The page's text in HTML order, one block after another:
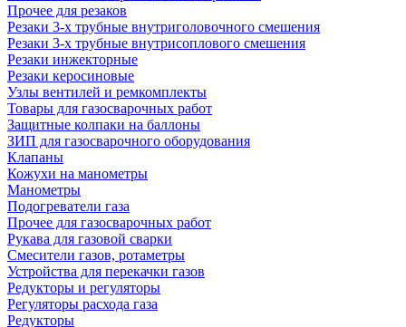
Прочее для резаков
Резаки 3-х трубные внутриголовочного смешения
Резаки 3-х трубные внутрисоплового смешения
Резаки инжекторные
Резаки керосиновые
Узлы вентилей и ремкомплекты
Товары для газосварочных работ
Защитные колпаки на баллоны
ЗИП для газосварочного оборудования
Клапаны
Кожухи на манометры
Манометры
Подогреватели газа
Прочее для газосварочных работ
Рукава для газовой сварки
Смесители газов, ротаметры
Устройства для перекачки газов
Редукторы и регуляторы
Регуляторы расхода газа
Редукторы